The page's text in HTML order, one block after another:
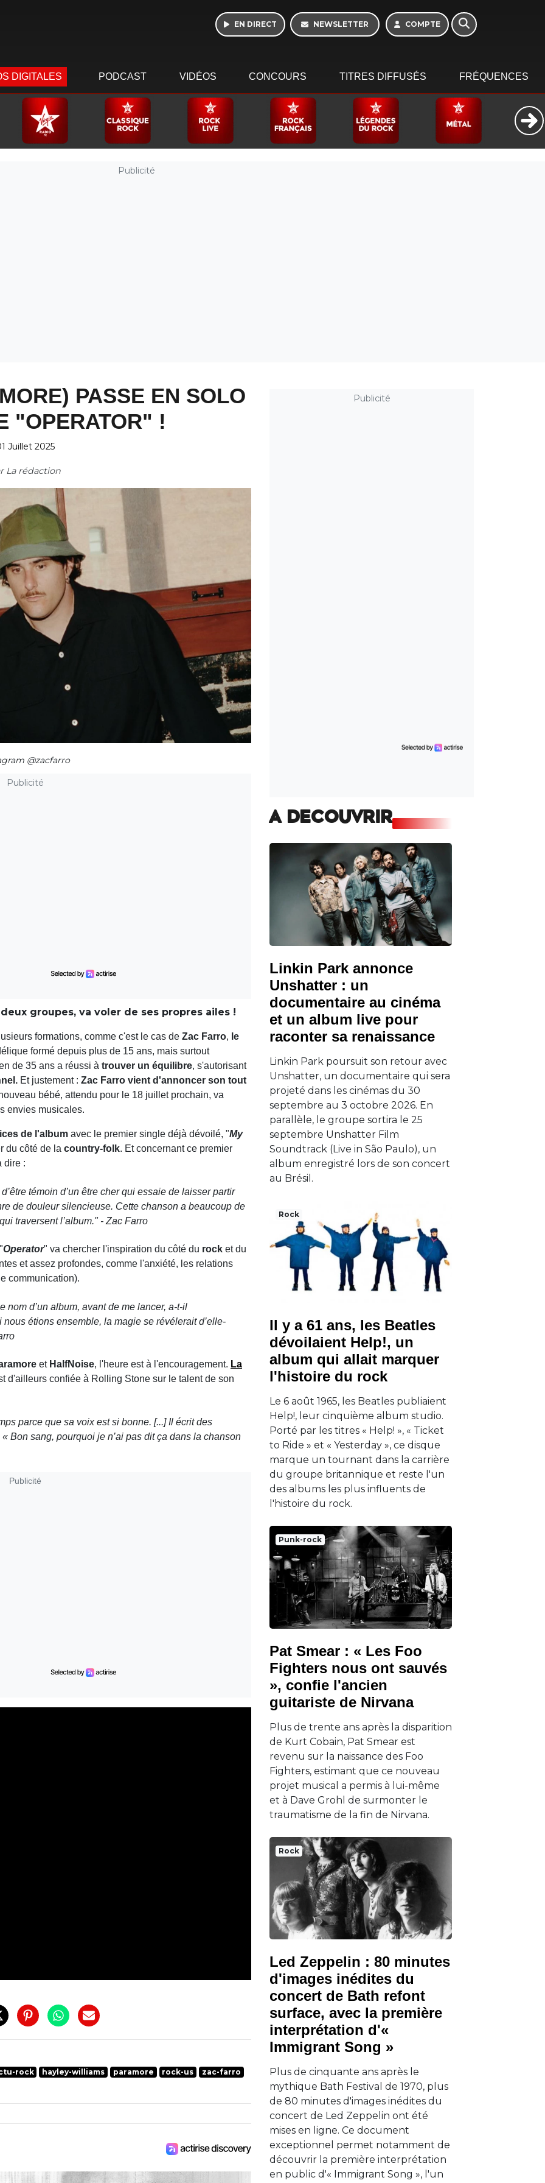
EN DIRECT NEWSLETTER COMPTE
DIGITALES PODCAST VIDÉOS CONCOURS TITRES DIFFUSÉS FRÉQUENCES
Publicité
PASSE EN SOLO
"OPERATOR" !
Juillet 2025
La rédaction
@zacfarro
Publicité
groupes, va voler de ses propres ailes !
formations, comme c'est le cas de Zac Farro, le
formé depuis plus de 15 ans, mais surtout
de 35 ans a réussi à trouver un équilibre, s'autorisant
Et justement : Zac Farro vient d'annoncer son tout
bébé, attendu pour le 18 juillet prochain, va
envies musicales.
de l'album avec le premier single déjà dévoilé, "My
du côté de la country-folk. Et concernant ce premier
dire :
témoin d’un être cher qui essaie de laisser partir
de douleur silencieuse. Cette chanson a beaucoup de
traversent l’album." - Zac Farro
Operator" va chercher l'inspiration du côté du rock et du
et assez profondes, comme l'anxiété, les relations
communication).
nom d’un album, avant de me lancer, a-t-il
étions ensemble, la magie se révélerait d’elle-
et HalfNoise, l'heure est à l'encouragement. La
d'ailleurs confiée à Rolling Stone sur le talent de son
parce que sa voix est si bonne. [...] Il écrit des
Bon sang, pourquoi je n’ai pas dit ça dans la chanson
Publicité
rock hayley-williams paramore rock-us zac-farro
Publicité
A DECOUVRIR
Linkin Park annonce
Unshatter : un
documentaire au cinéma
et un album live pour
raconter sa renaissance
Linkin Park poursuit son retour avec
Unshatter, un documentaire qui sera
projeté dans les cinémas du 30
septembre au 3 octobre 2026. En
parallèle, le groupe sortira le 25
septembre Unshatter Film
Soundtrack (Live in São Paulo), un
album enregistré lors de son concert
au Brésil.
Rock
Il y a 61 ans, les Beatles
dévoilaient Help!, un
album qui allait marquer
l'histoire du rock
Le 6 août 1965, les Beatles publiaient
Help!, leur cinquième album studio.
Porté par les titres « Help! », « Ticket
to Ride » et « Yesterday », ce disque
marque un tournant dans la carrière
du groupe britannique et reste l'un
des albums les plus influents de
l'histoire du rock.
Punk-rock
Pat Smear : « Les Foo
Fighters nous ont sauvés
», confie l'ancien
guitariste de Nirvana
Plus de trente ans après la disparition
de Kurt Cobain, Pat Smear est
revenu sur la naissance des Foo
Fighters, estimant que ce nouveau
projet musical a permis à lui-même
et à Dave Grohl de surmonter le
traumatisme de la fin de Nirvana.
Rock
Led Zeppelin : 80 minutes
d'images inédites du
concert de Bath refont
surface, avec la première
interprétation d'«
Immigrant Song »
Plus de cinquante ans après le
mythique Bath Festival de 1970, plus
de 80 minutes d'images inédites du
concert de Led Zeppelin ont été
mises en ligne. Ce document
exceptionnel permet notamment de
découvrir la première interprétation
en public d'« Immigrant Song », l'un